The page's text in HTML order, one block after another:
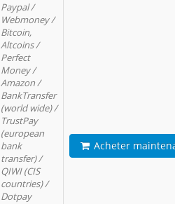
Paypal /
Webmoney /
Bitcoin,
Altcoins /
Perfect
Money /
Amazon /
BankTransfer
(world wide) /
TrustPay
(european
bank
transfer) /
QIWI (CIS
countries) /
Dotpay
Acheter